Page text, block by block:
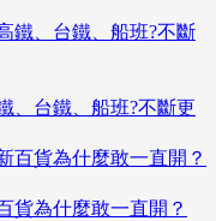
、台鐵、船班?不斷更
貨為什麼敢一直開？